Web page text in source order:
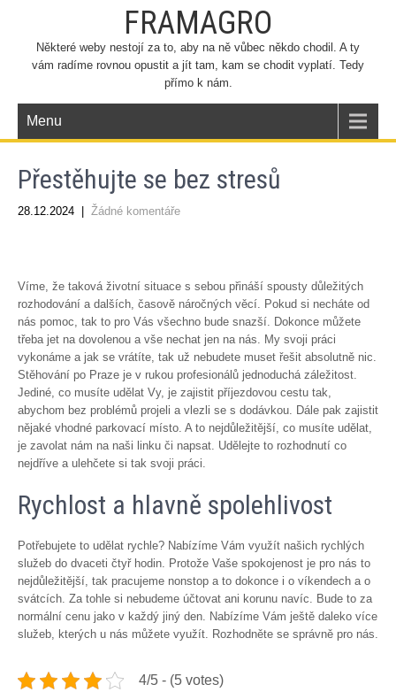
FRAMAGRO
Některé weby nestojí za to, aby na ně vůbec někdo chodil. A ty
vám radíme rovnou opustit a jít tam, kam se chodit vyplatí. Tedy
přímo k nám.
Menu
Přestěhujte se bez stresů
28.12.2024 Žádné komentáře
Víme, že taková životní situace s sebou přináší spousty důležitých
rozhodování a dalších, časově náročných věcí. Pokud si necháte od
nás pomoc, tak to pro Vás všechno bude snazší. Dokonce můžete
třeba jet na dovolenou a vše nechat jen na nás. My svoji práci
vykonáme a jak se vrátíte, tak už nebudete muset řešit absolutně nic.
Stěhování po Praze je v rukou profesionálů jednoduchá záležitost.
Jediné, co musíte udělat Vy, je zajistit příjezdovou cestu tak,
abychom bez problémů projeli a vlezli se s dodávkou. Dále pak zajistit
nějaké vhodné parkovací místo. A to nejdůležitější, co musíte udělat,
je zavolat nám na naši linku či napsat. Udělejte to rozhodnutí co
nejdříve a ulehčete si tak svoji práci.
Rychlost a hlavně spolehlivost
Potřebujete to udělat rychle? Nabízíme Vám využít našich rychlých
služeb do dvaceti čtyř hodin. Protože Vaše spokojenost je pro nás to
nejdůležitější, tak pracujeme nonstop a to dokonce i o víkendech a o
svátcích. Za tohle si nebudeme účtovat ani korunu navíc. Bude to za
normální cenu jako v každý jiný den. Nabízíme Vám ještě daleko více
služeb, kterých u nás můžete využít. Rozhodněte se správně pro nás.
4/5 - (5 votes)